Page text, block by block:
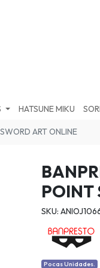
HATSUNE MIKU
ART ONLINE
POINT
SKU:
Pocas Unidades.